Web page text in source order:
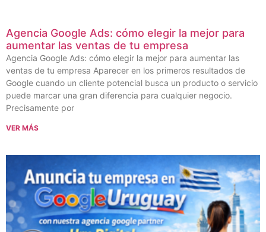
Agencia Google Ads: cómo elegir la mejor para
aumentar las ventas de tu empresa
Agencia Google Ads: cómo elegir la mejor para aumentar las
ventas de tu empresa Aparecer en los primeros resultados de
Google cuando un cliente potencial busca un producto o servicio
puede marcar una gran diferencia para cualquier negocio.
Precisamente por
VER MÁS